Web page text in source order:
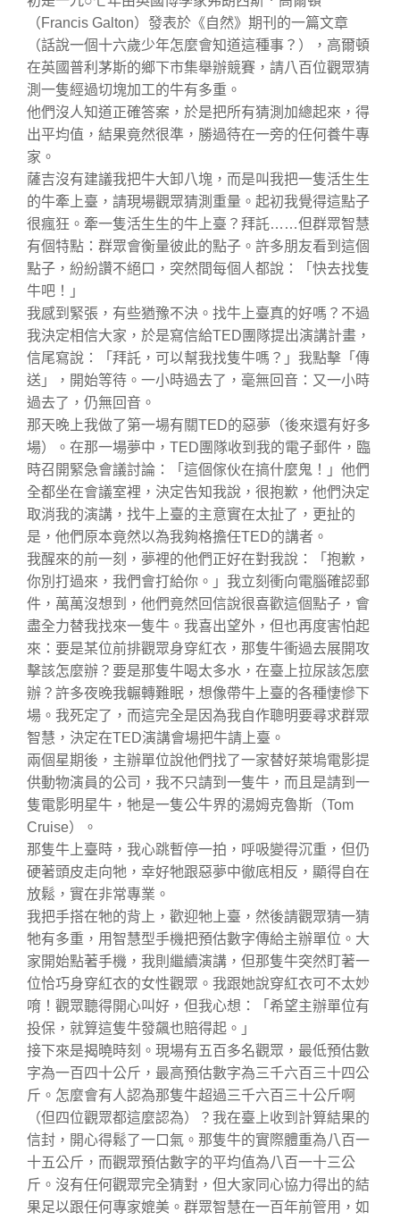
（Francis Galton）發表於《自然》期刊的一篇文章
（話說一個十六歲少年怎麼會知道這種事？），高爾頓
在英國普利茅斯的鄉下市集舉辦競賽，請八百位觀眾猜
測一隻經過切塊加工的牛有多重。
他們沒人知道正確答案，於是把所有猜測加總起來，得
出平均值，結果竟然很準，勝過待在一旁的任何養牛專
家。
薩吉沒有建議我把牛大卸八塊，而是叫我把一隻活生生
的牛牽上臺，請現場觀眾猜測重量。起初我覺得這點子
很瘋狂。牽一隻活生生的牛上臺？拜託……但群眾智慧
有個特點：群眾會衡量彼此的點子。許多朋友看到這個
點子，紛紛讚不絕口，突然間每個人都說：「快去找隻
牛吧！」
我感到緊張，有些猶豫不決。找牛上臺真的好嗎？不過
我決定相信大家，於是寫信給TED團隊提出演講計畫，
信尾寫說：「拜託，可以幫我找隻牛嗎？」我點擊「傳
送」，開始等待。一小時過去了，毫無回音：又一小時
過去了，仍無回音。
那天晚上我做了第一場有關TED的惡夢（後來還有好多
場）。在那一場夢中，TED團隊收到我的電子郵件，臨
時召開緊急會議討論：「這個傢伙在搞什麼鬼！」他們
全都坐在會議室裡，決定告知我說，很抱歉，他們決定
取消我的演講，找牛上臺的主意實在太扯了，更扯的
是，他們原本竟然以為我夠格擔任TED的講者。
我醒來的前一刻，夢裡的他們正好在對我說：「抱歉，
你別打過來，我們會打給你。」我立刻衝向電腦確認郵
件，萬萬沒想到，他們竟然回信說很喜歡這個點子，會
盡全力替我找來一隻牛。我喜出望外，但也再度害怕起
來：要是某位前排觀眾身穿紅衣，那隻牛衝過去展開攻
擊該怎麼辦？要是那隻牛喝太多水，在臺上拉尿該怎麼
辦？許多夜晚我輾轉難眠，想像帶牛上臺的各種悽慘下
場。我死定了，而這完全是因為我自作聰明要尋求群眾
智慧，決定在TED演講會場把牛請上臺。
兩個星期後，主辦單位說他們找了一家替好萊塢電影提
供動物演員的公司，我不只請到一隻牛，而且是請到一
隻電影明星牛，牠是一隻公牛界的湯姆克魯斯（Tom
Cruise）。
那隻牛上臺時，我心跳暫停一拍，呼吸變得沉重，但仍
硬著頭皮走向牠，幸好牠跟惡夢中徹底相反，顯得自在
放鬆，實在非常專業。
我把手搭在牠的背上，歡迎牠上臺，然後請觀眾猜一猜
牠有多重，用智慧型手機把預估數字傳給主辦單位。大
家開始點著手機，我則繼續演講，但那隻牛突然盯著一
位恰巧身穿紅衣的女性觀眾。我跟她說穿紅衣可不太妙
唷！觀眾聽得開心叫好，但我心想：「希望主辦單位有
投保，就算這隻牛發飆也賠得起。」
接下來是揭曉時刻。現場有五百多名觀眾，最低預估數
字為一百四十公斤，最高預估數字為三千六百三十四公
斤。怎麼會有人認為那隻牛超過三千六百三十公斤啊
（但四位觀眾都這麼認為）？我在臺上收到計算結果的
信封，開心得鬆了一口氣。那隻牛的實際體重為八百一
十五公斤，而觀眾預估數字的平均值為八百一十三公
斤。沒有任何觀眾完全猜對，但大家同心協力得出的結
果足以跟任何專家媲美。群眾智慧在一百年前管用，如